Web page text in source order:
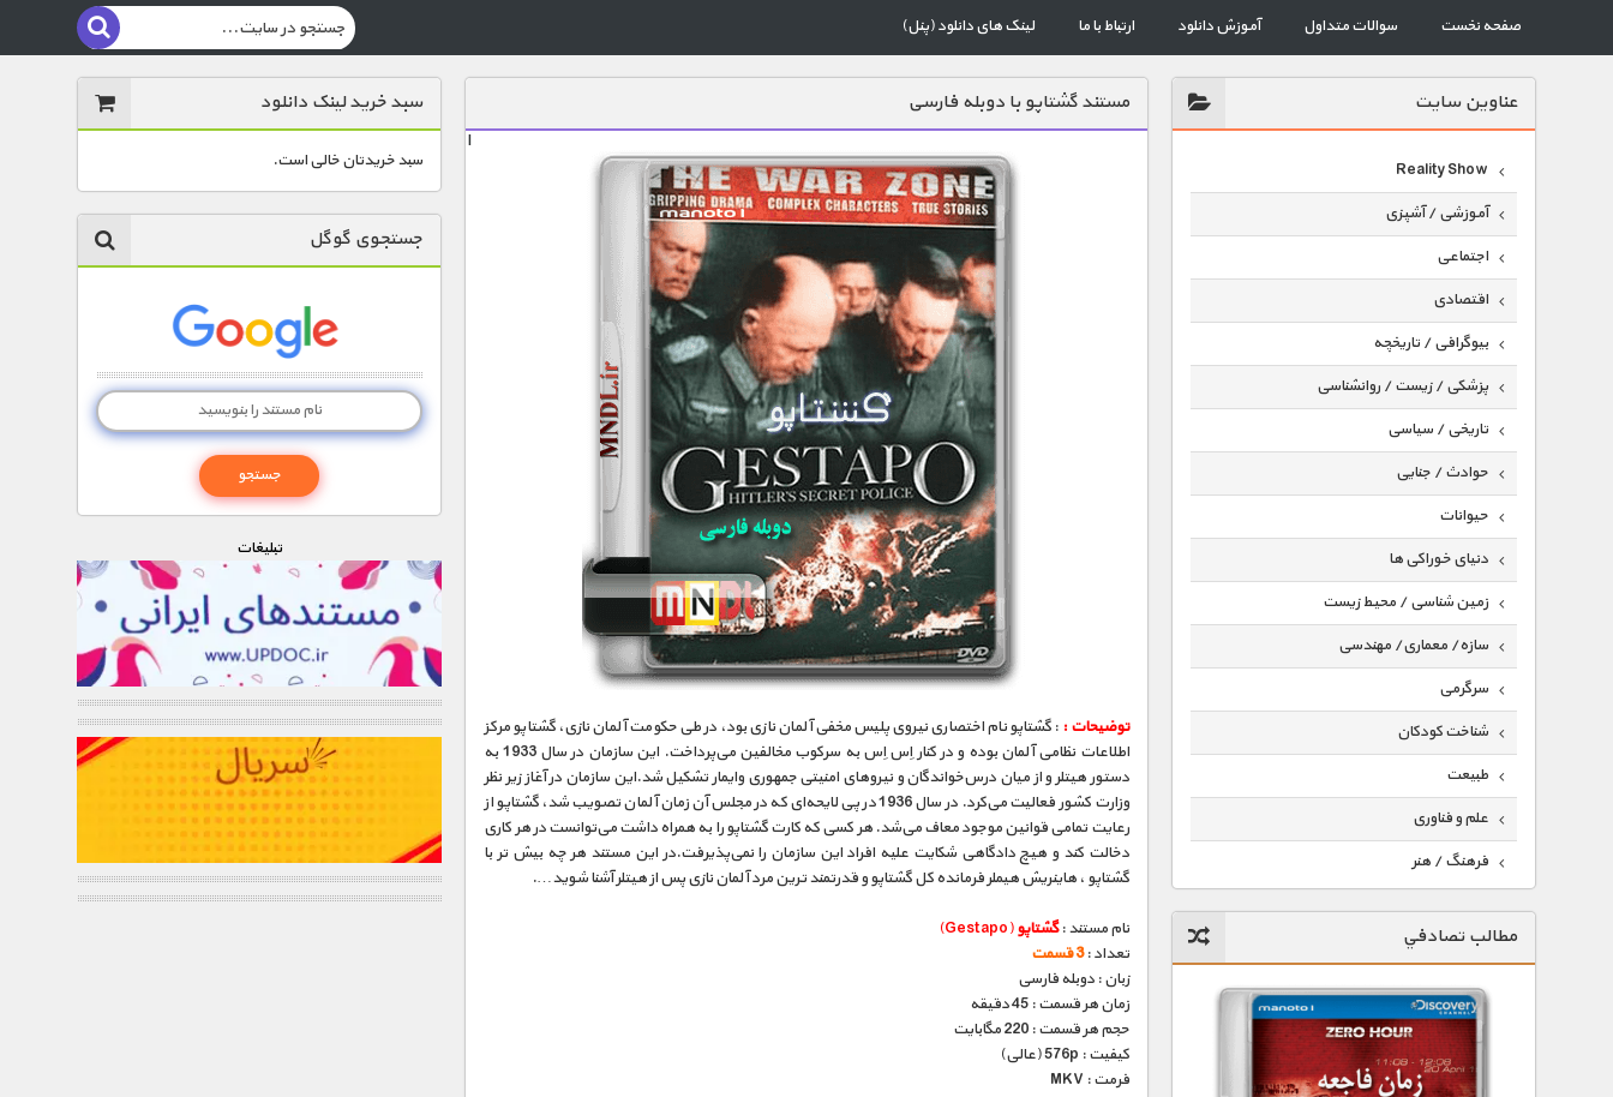
صفحه نخست سوالات متداول آموزش دانلود ارتباط با ما لینک های دانلود (پنل)
عناوين سايت
Reality Show
آموزشی / آشپزی
اجتماعی
اقتصادی
بیوگرافی / تاریخچه
پزشکی / زیست / روانشناسی
تاریخی / سیاسی
حوادث / جنایی
حیوانات
دنیای خوراکی ها
زمین شناسی / محیط زیست
سازه/ معماری/ مهندسی
سرگرمی
شناخت کودکان
طبیعت
علم و فناوری
فرهنگ / هنر
گردشگری
ماورایی
مسابقات / ورزشی
مستند های اختصاصی
مطالب تصادفي
مستند گشتاپو با دوبله فارسی
ا
توضیحات : : گشتاپو نام اختصاری نیروی پلیس مخفی آلمان نازی بود، در طی حکومت آلمان نازی، گشتاپو مرکز
اطلاعات نظامی آلمان بوده و در کنار اِس اِس به سرکوب مخالفین می‌پرداخت. این سازمان در سال 1933 به
دستور هیتلر و از میان درس‌خواندگان و نیروهای امنیتی جمهوری وایمار تشکیل شد.این سازمان در آغاز زیر نظر
وزارت کشور فعالیت می‌کرد. در سال 1936 در پی لایحه‌ای که در مجلس آن زمان آلمان تصویب شد، گشتاپو از
رعایت تمامی قوانین موجود معاف می‌شد. هر کسی که کارت گشتاپو را به همراه داشت می‌توانست در هر کاری
دخالت کند و هیچ دادگاهی شکایت علیه افراد این سازمان را نمی‌پذیرفت.در این مستند هر چه بیش تر با
گشتاپو ، هاینریش هیملر فرمانده کل گشتاپو و قدرتمند ترین مرد آلمان نازی پس از هیتلر آشنا شوید….
نام مستند :گشتاپو(Gestapo)
تعداد :3 قسمت
زبان : دوبله فارسی
زمان هر قسمت : 45 دقیقه
حجم هر قسمت : 220 مگابایت
کیفیت : 576p (عالی)
فرمت : MKV
سبد خرید لینک دانلود
سبد خریدتان خالی است.
جستجوی گوگل
تبليغات